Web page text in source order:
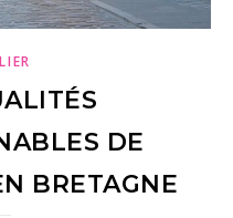
DE
BRETAGNE